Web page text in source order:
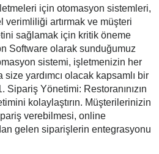
için otomasyon sistemleri,
verimliliği artırmak ve müşteri
sağlamak için kritik öneme
Software olarak sunduğumuz
sistemi, işletmenizin her
size yardımcı olacak kapsamlı bir
Sipariş Yönetimi: Restoranınızın
kolaylaştırın. Müşterilerinizin
verebilmesi, online
gelen siparişlerin entegrasyonu